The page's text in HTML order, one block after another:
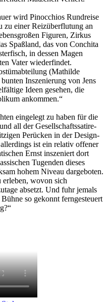
wird Pinocchios Rundreise
zu einer Reizüberflutung an
Figuren, Zirkus
Spaßland, das von Conchita
in dessen Magen
Vater wiederfindet.
(Mathilde
Inszenierung von Jens
Ideen gesehen, die
ankommen.“
eingelegt zu haben für die
all der Gesellschaftssatire-
Perücken in der Design-
ist ein relativ offener
Ernst inszeniert dort
Tugenden dieses
hohem Niveau dargeboten.
wovon sich
absetzt. Und fuhr jemals
so gekonnt ferngesteuert
“